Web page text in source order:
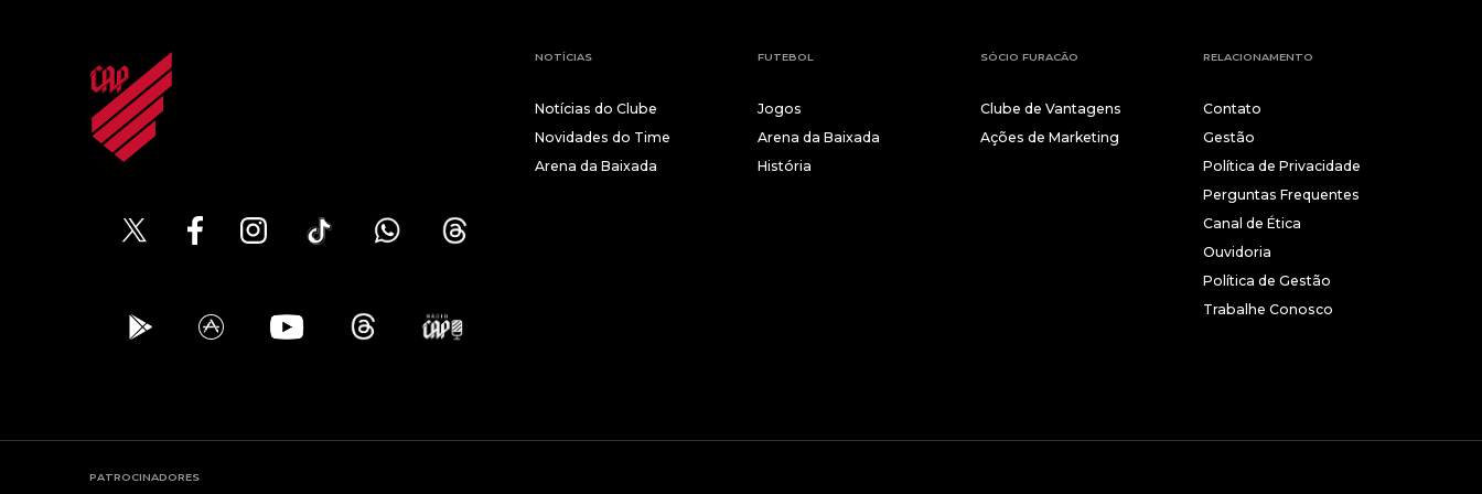
NOTÍCIAS
Notícias do Clube
Novidades do Time
Arena da Baixada
FUTEBOL
Jogos
Arena da Baixada
História
SÓCIO FURACÃO
Clube de Vantagens
Ações de Marketing
RELACIONAMENTO
Contato
Gestão
Política de Privacidade
Perguntas Frequentes
Canal de Ética
Ouvidoria
Política de Gestão
Trabalhe Conosco
PATROCINADORES